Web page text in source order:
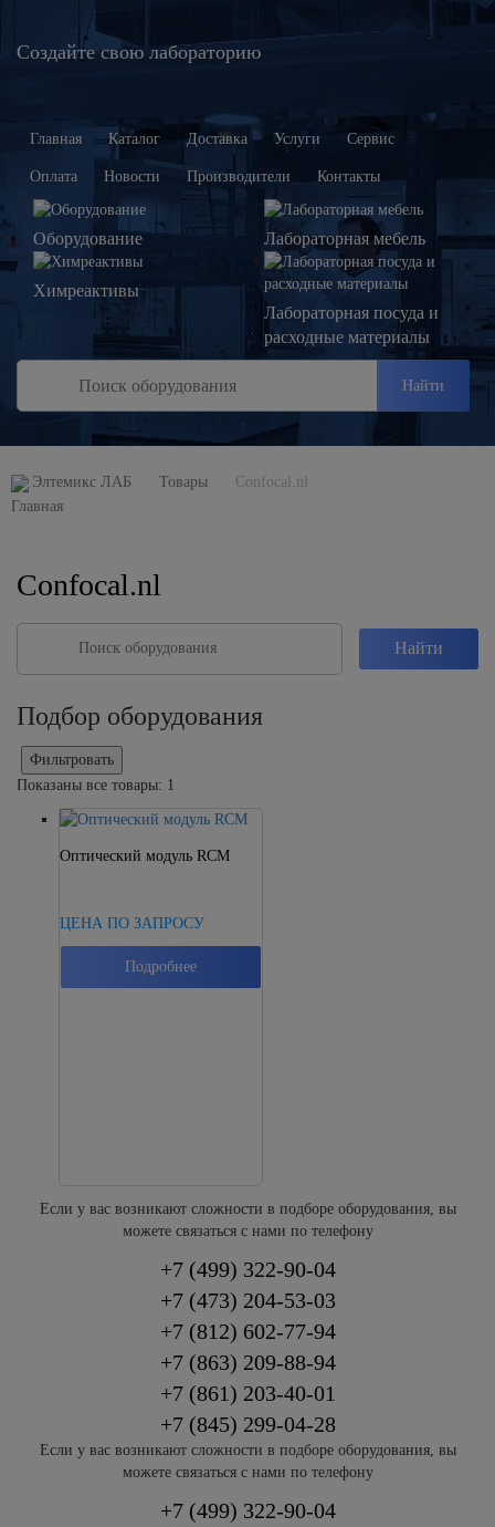
Создайте свою лабораторию
Главная Каталог Доставка Услуги Сервис
Оплата Новости Производители Контакты
Оборудование Лабораторная мебель
Химреактивы
Лабораторная посуда и
расходные материалы
Найти
Элтемикс ЛАБ Товары Confocal.nl
Confocal.nl
Подбор оборудования
Фильтровать
Показаны все товары: 1
Оптический модуль RCM
ЦЕНА ПО ЗАПРОСУ
Подробнее
Если у вас возникают сложности в подборе оборудования, вы
можете связаться с нами по телефону
+7 (499) 322-90-04
+7 (473) 204-53-03
+7 (812) 602-77-94
+7 (863) 209-88-94
+7 (861) 203-40-01
+7 (845) 299-04-28
Если у вас возникают сложности в подборе оборудования, вы
можете связаться с нами по телефону
+7 (499) 322-90-04